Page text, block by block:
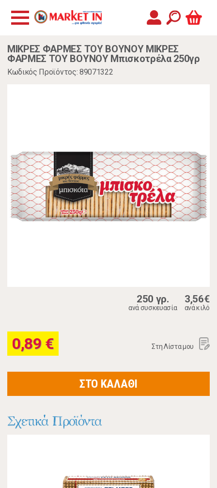
ΜΙΚΡΕΣ ΦΑΡΜΕΣ ΤΟΥ ΒΟΥΝΟΥ ΜΙΚΡΕΣ
ΦΑΡΜΕΣ ΤΟΥ ΒΟΥΝΟΥ Μπισκοτρέλα 250γρ
Κωδικός Προϊόντος: 89071322
250 γρ.
ανά συσκευασία
3,56€
ανά κιλό
0,89 € Στη Λίστα μου
ΣΤΟ ΚΑΛΑΘΙ
Σχετικά Προϊόντα